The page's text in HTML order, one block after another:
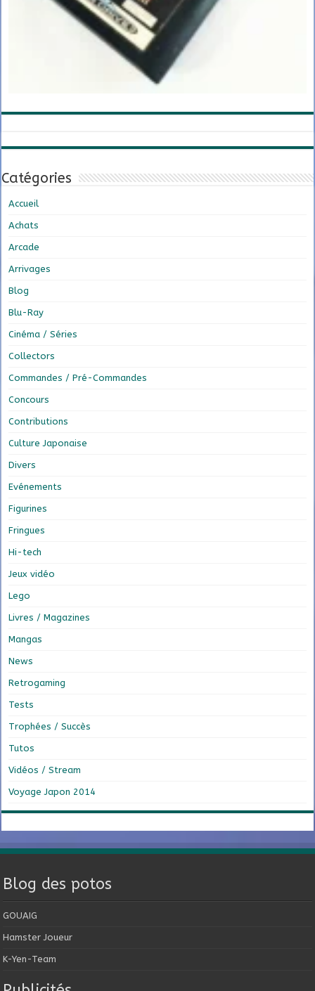
Catégories
Accueil
Achats
Arcade
Arrivages
Blog
Blu-Ray
Cinéma / Séries
Collectors
Commandes / Pré-Commandes
Concours
Contributions
Culture Japonaise
Divers
Evénements
Figurines
Fringues
Hi-tech
Jeux vidéo
Lego
Livres / Magazines
Mangas
News
Retrogaming
Tests
Trophées / Succès
Tutos
Vidéos / Stream
Voyage Japon 2014
Blog des potos
GOUAIG
Hamster Joueur
K-Yen-Team